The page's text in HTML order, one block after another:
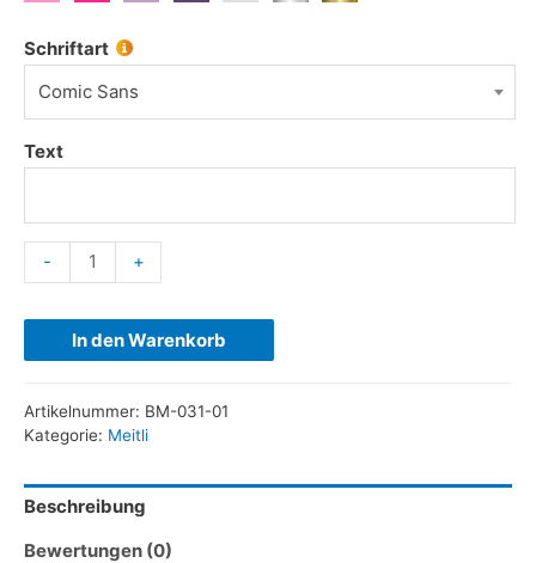
Schriftart
Comic Sans
Text
- +
In den Warenkorb
Artikelnummer: BM-031-01
Kategorie: Meitli
Beschreibung
Bewertungen (0)